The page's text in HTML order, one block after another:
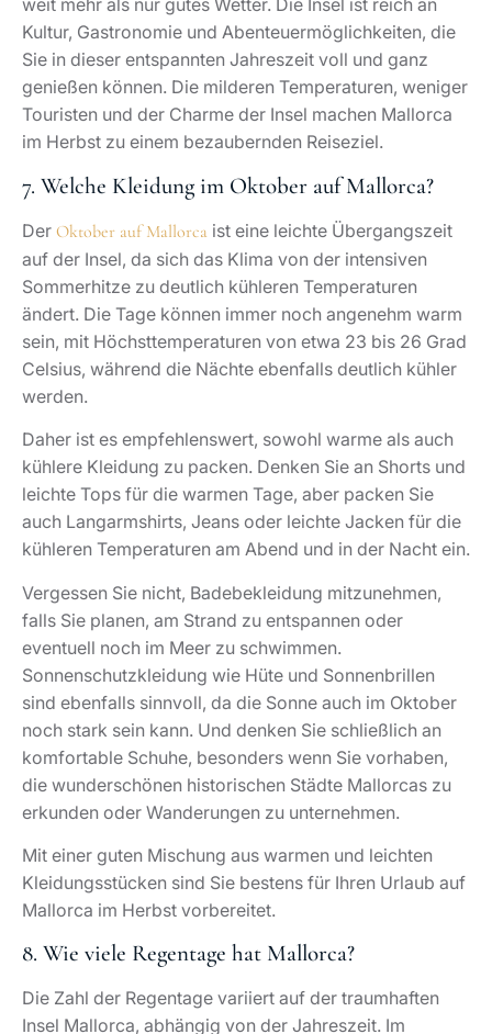
weit mehr als nur gutes Wetter. Die Insel ist reich an
Kultur, Gastronomie und Abenteuermöglichkeiten, die
Sie in dieser entspannten Jahreszeit voll und ganz
genießen können. Die milderen Temperaturen, weniger
Touristen und der Charme der Insel machen Mallorca
im Herbst zu einem bezaubernden Reiseziel.
7. Welche Kleidung im Oktober auf Mallorca?
Der Oktober auf Mallorca ist eine leichte Übergangszeit
auf der Insel, da sich das Klima von der intensiven
Sommerhitze zu deutlich kühleren Temperaturen
ändert. Die Tage können immer noch angenehm warm
sein, mit Höchsttemperaturen von etwa 23 bis 26 Grad
Celsius, während die Nächte ebenfalls deutlich kühler
werden.
Daher ist es empfehlenswert, sowohl warme als auch
kühlere Kleidung zu packen. Denken Sie an Shorts und
leichte Tops für die warmen Tage, aber packen Sie
auch Langarmshirts, Jeans oder leichte Jacken für die
kühleren Temperaturen am Abend und in der Nacht ein.
Vergessen Sie nicht, Badebekleidung mitzunehmen,
falls Sie planen, am Strand zu entspannen oder
eventuell noch im Meer zu schwimmen.
Sonnenschutzkleidung wie Hüte und Sonnenbrillen
sind ebenfalls sinnvoll, da die Sonne auch im Oktober
noch stark sein kann. Und denken Sie schließlich an
komfortable Schuhe, besonders wenn Sie vorhaben,
die wunderschönen historischen Städte Mallorcas zu
erkunden oder Wanderungen zu unternehmen.
Mit einer guten Mischung aus warmen und leichten
Kleidungsstücken sind Sie bestens für Ihren Urlaub auf
Mallorca im Herbst vorbereitet.
8. Wie viele Regentage hat Mallorca?
Die Zahl der Regentage variiert auf der traumhaften
Insel Mallorca, abhängig von der Jahreszeit. Im